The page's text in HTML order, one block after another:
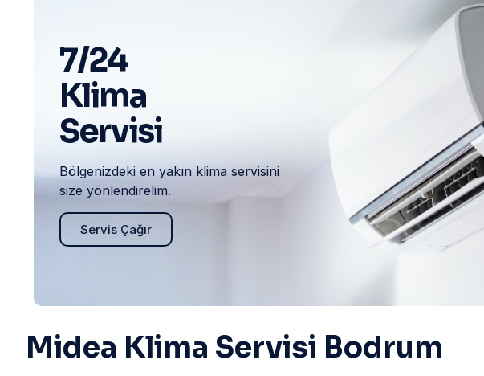
7/24
Klima
Servisi
Bölgenizdeki en yakın klima servisini
size yönlendirelim.
Servis Çağır
Midea Klima Servisi Bodrum